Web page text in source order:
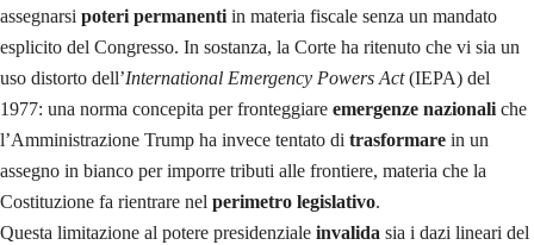
assegnarsi poteri permanenti in materia fiscale senza un mandato
esplicito del Congresso. In sostanza, la Corte ha ritenuto che vi sia un
uso distorto dell’International Emergency Powers Act(IEPA) del
1977: una norma concepita per fronteggiare emergenze nazionali che
l’Amministrazione Trump ha invece tentato di trasformare in un
assegno in bianco per imporre tributi alle frontiere, materia che la
Costituzione fa rientrare nel perimetro legislativo.
Questa limitazione al potere presidenziale invalida sia i dazi lineari del